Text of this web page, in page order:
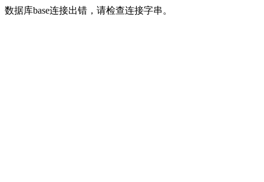
数据库base连接出错，请检查连接字串。